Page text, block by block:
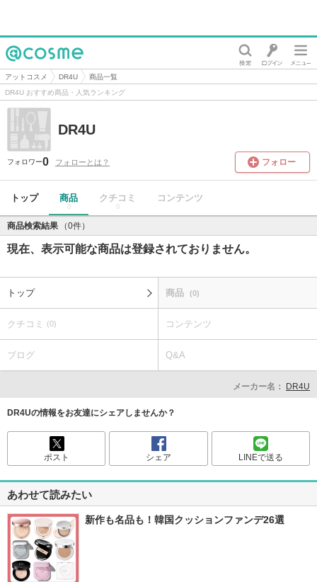
@cosme
アットコスメ DR4U
商品一覧
DR4U おすすめ商品・人気ランキング
DR4U
フォロワー0 フォローとは？ フォロー
トップ 商品
0
クチコミ
0
コンテンツ
商品検索結果 （0件）
現在、表示可能な商品は登録されておりません。
トップ 商品 (0)
クチコミ (0) コンテンツ
ブログ Q&A
メーカー名： DR4U
DR4Uの情報をお友達にシェアしませんか？
ポスト シェア LINEで送る
あわせて読みたい
新作も名品も！韓国クッションファンデ26選